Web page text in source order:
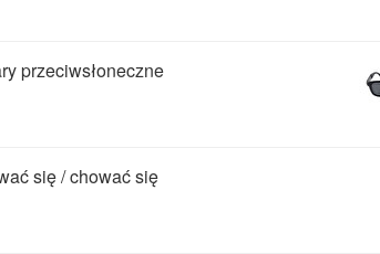
przeciwsłoneczne
się / chować się